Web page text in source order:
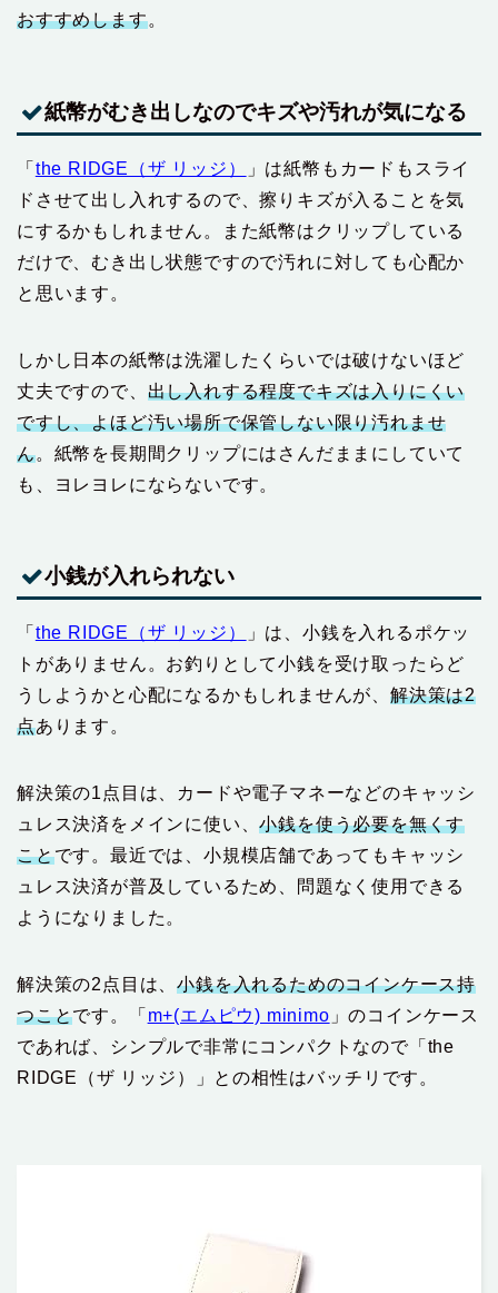
おすすめします。
紙幣がむき出しなのでキズや汚れが気になる
「 the RIDGE（ザ リッジ）
」は紙幣もカードもスライ
ドさせて出し入れするので、擦りキズが入ることを気
にするかもしれません。また紙幣はクリップしている
だけで、むき出し状態ですので汚れに対しても心配か
と思います。
しかし日本の紙幣は洗濯したくらいでは破けないほど
丈夫ですので、 出し入れする程度でキズは入りにくい
ですし、よほど汚い場所で保管しない限り汚れませ
ん。紙幣を長期間クリップにはさんだままにしていて
も、ヨレヨレにならないです。
小銭が入れられない
「 the RIDGE（ザ リッジ）
」は、小銭を入れるポケッ
トがありません。お釣りとして小銭を受け取ったらど
うしようかと心配になるかもしれませんが、 解決策は2
点あります。
解決策の1点目は、カードや電子マネーなどのキャッシ
ュレス決済をメインに使い、小銭を使う必要を無くす
ことです。最近では、小規模店舗であってもキャッシ
ュレス決済が普及しているため、問題なく使用できる
ようになりました。
解決策の2点目は、小銭を入れるためのコインケース持
つことです。「 m+(エムピウ) minimo 」のコインケース
であれば、シンプルで非常にコンパクトなので「the
RIDGE（ザ リッジ）」との相性はバッチリです。